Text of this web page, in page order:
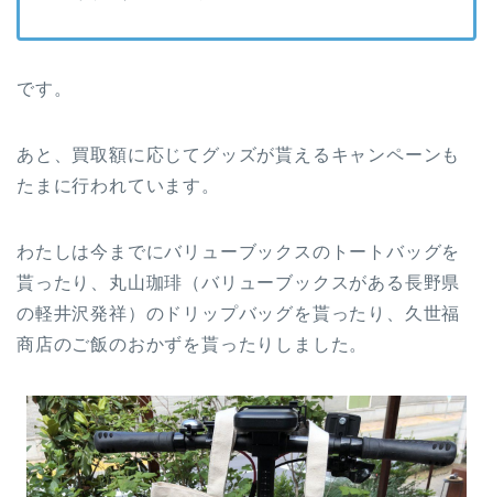
です。
あと、買取額に応じてグッズが貰えるキャンペーンも
たまに行われています。
わたしは今までにバリューブックスのトートバッグを
貰ったり、丸山珈琲（バリューブックスがある長野県
の軽井沢発祥）のドリップバッグを貰ったり、久世福
商店のご飯のおかずを貰ったりしました。